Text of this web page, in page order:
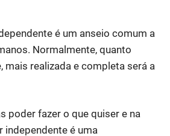
é um anseio comum a
Normalmente, quanto
mais realizada e completa será a
poder fazer o que quiser e na
independente é uma